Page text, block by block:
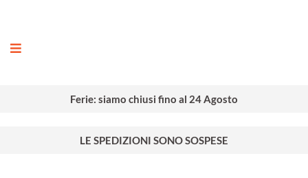
Ferie: siamo chiusi fino al 24 Agosto
LE SPEDIZIONI SONO SOSPESE